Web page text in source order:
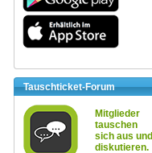
Tauschticket-Forum
Mitglieder
tauschen
sich aus und
diskutieren.